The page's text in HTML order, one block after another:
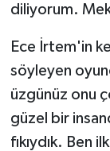
diliyorum.
Ece İrtem'in
söyleyen
üzgünüz onu
güzel bir
fıkıydık. Ben